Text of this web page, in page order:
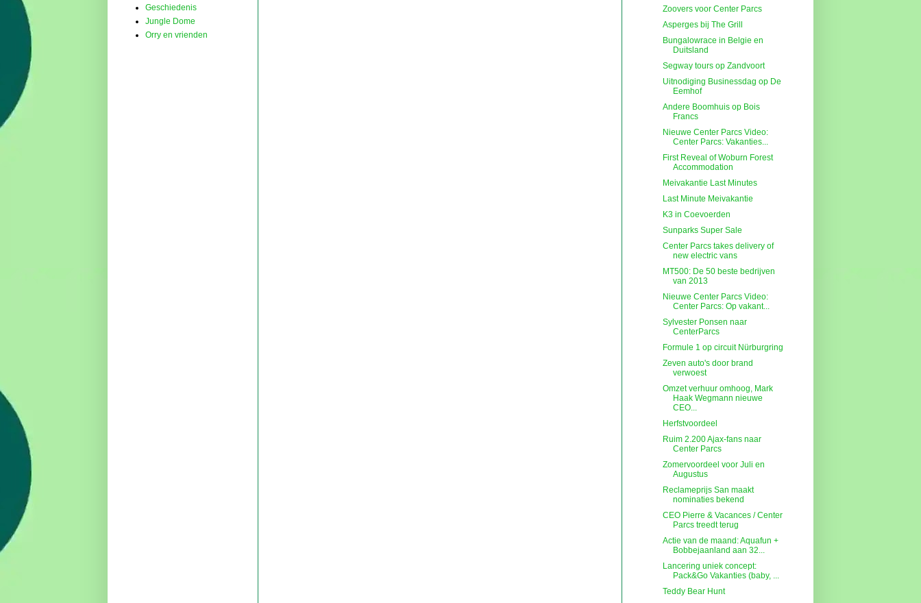
Geschiedenis
Jungle Dome
Orry en vrienden
Zoovers voor Center Parcs
Asperges bij The Grill
Bungalowrace in Belgie en
Duitsland
Segway tours op Zandvoort
Uitnodiging Businessdag op De
Eemhof
Andere Boomhuis op Bois
Francs
Nieuwe Center Parcs Video:
Center Parcs: Vakanties...
First Reveal of Woburn Forest
Accommodation
Meivakantie Last Minutes
Last Minute Meivakantie
K3 in Coevoerden
Sunparks Super Sale
Center Parcs takes delivery of
new electric vans
MT500: De 50 beste bedrijven
van 2013
Nieuwe Center Parcs Video:
Center Parcs: Op vakant...
Sylvester Ponsen naar
CenterParcs
Formule 1 op circuit Nürburgring
Zeven auto's door brand
verwoest
Omzet verhuur omhoog, Mark
Haak Wegmann nieuwe
CEO...
Herfstvoordeel
Ruim 2.200 Ajax-fans naar
Center Parcs
Zomervoordeel voor Juli en
Augustus
Reclameprijs San maakt
nominaties bekend
CEO Pierre & Vacances / Center
Parcs treedt terug
Actie van de maand: Aquafun +
Bobbejaanland aan 32...
Lancering uniek concept:
Pack&Go Vakanties (baby, ...
Teddy Bear Hunt